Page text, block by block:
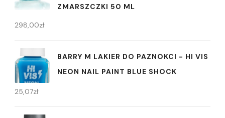
ZMARSZCZKI 50 ML
298,00zł
BARRY M LAKIER DO PAZNOKCI - HI VIS
NEON NAIL PAINT BLUE SHOCK
25,07zł